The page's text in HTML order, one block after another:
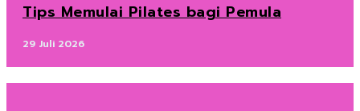
Tips Memulai Pilates bagi Pemula
29 Juli 2026